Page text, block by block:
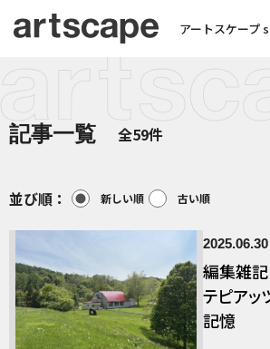
アートスケープ
記事一覧 全59件
並び順： 新しい順 古い順
2025.06.30
編集雑
テピアッ
記憶